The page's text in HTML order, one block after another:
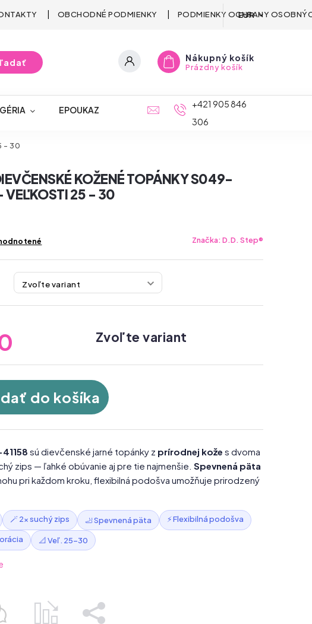
OBCHODNÉ PODMIENKY PODMIENKY OCHRANY
EUR
Nákupný košík
Prázdny košík
EPOUKAZ
+421 905 846
306
- 30
KOŽENÉ TOPÁNKY S049-
VEĽKOSTI 25 - 30
Značka:D.D. Step®
Zvoľte variant
do košíka
sú dievčenské jarné topánky z prírodnej kože s dvoma
zips — ľahké obúvanie aj pre tie najmenšie. Spevnená päta
pri každom kroku, flexibilná podošva umožňuje prirodzený
🪄 2× suchý zips 🦶 Spevnená päta ⚡ Flexibilná podošva
📐 Veľ. 25–30